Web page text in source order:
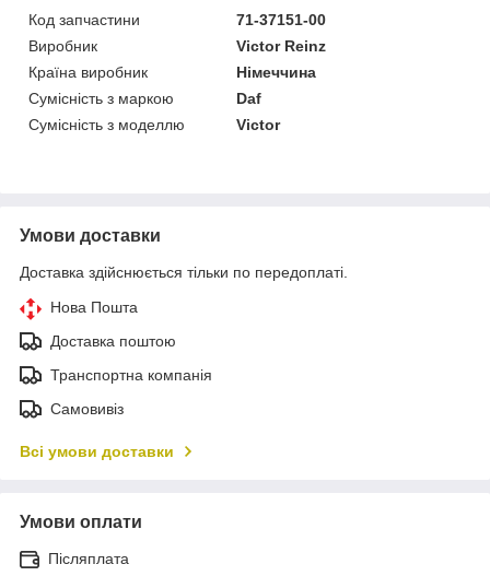
Код запчастини
71-37151-00
Виробник
Victor Reinz
Країна виробник
Німеччина
Сумісність з маркою
Daf
Сумісність з моделлю
Victor
Умови доставки
Доставка здійснюється тільки по передоплаті.
Нова Пошта
Доставка поштою
Транспортна компанія
Самовивіз
Всі умови доставки
Умови оплати
Післяплата